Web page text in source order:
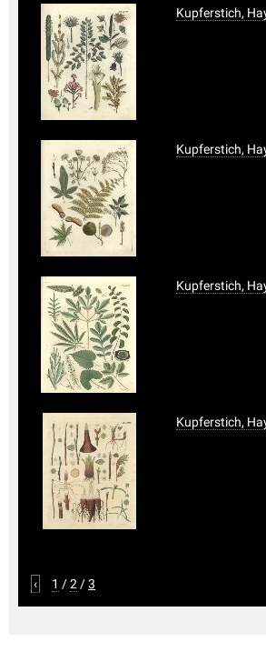
Kupferstich,
Kupferstich,
Kupferstich,
Kupferstich,
‹ 1 /2 /3